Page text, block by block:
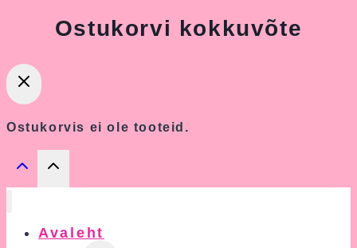
Ostukorvi kokkuvõte
Ostukorvis ei ole tooteid.
Avaleht